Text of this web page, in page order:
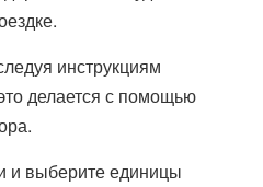
инструкциям
делается с помощью
и выберите единицы